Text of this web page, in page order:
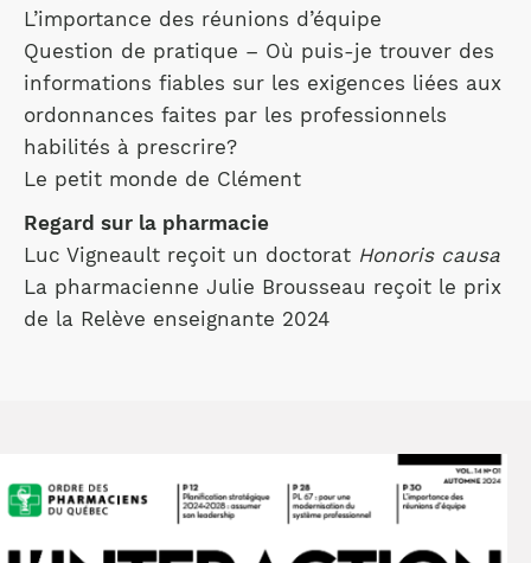
L’importance des réunions d’équipe
Question de pratique – Où puis-je trouver des
informations fiables sur les exigences liées aux
ordonnances faites par les professionnels
habilités à prescrire?
Le petit monde de Clément
Regard sur la pharmacie
Luc Vigneault reçoit un doctorat Honoris causa
La pharmacienne Julie Brousseau reçoit le prix
de la Relève enseignante 2024